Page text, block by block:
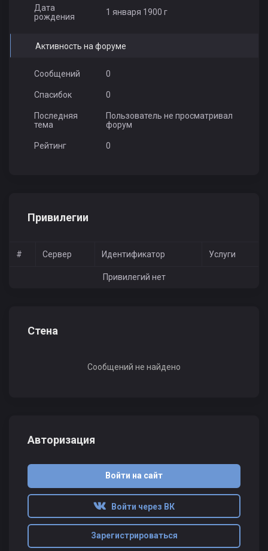
Дата
рождения
1 января 1900 г
Активность на форуме
Сообщений 0
Спасибок 0
Последняя
тема
Пользователь не просматривал
форум
Рейтинг 0
Привилегии
# Сервер Идентификатор Услуги
Привилегий нет
Стена
Сообщений не найдено
Авторизация
Войти на сайт
Войти через ВК
Зарегистрироваться